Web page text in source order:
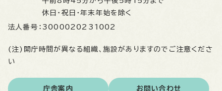
休日・祝日・年末年始を除く
法人番号： 3000020231002
(注)開庁時間が異なる組織、施設がありますのでご注意くださ
い
庁舎案内 お問い合わせ